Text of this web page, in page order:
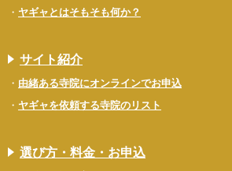
ヤギャとはそもそも何か？
サイト紹介
由緒ある寺院にオンラインでお申込
ヤギャを依頼する寺院のリスト
選び方・料金・お申込